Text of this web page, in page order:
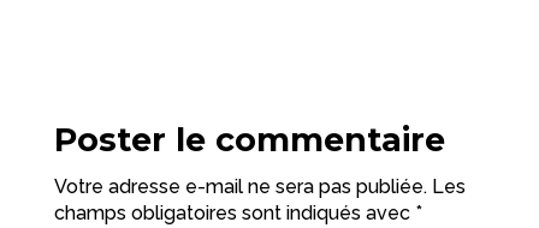
Poster le commentaire
Votre adresse e-mail ne sera pas publiée. Les
champs obligatoires sont indiqués avec *